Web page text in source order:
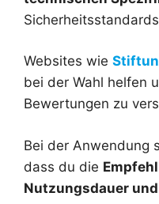
Websites wie
bei der Wahl helfen
Bewertungen zu
Bei der Anwendung
dass du die
Nutzungsdauer